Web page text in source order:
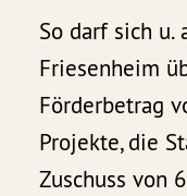
So darf sich u.
Friesenheim
Förderbetrag
Projekte, die
Zuschuss von